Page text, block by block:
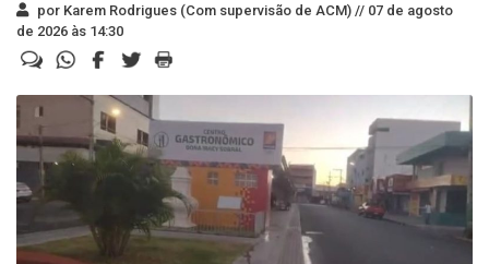
por Karem Rodrigues (Com supervisão de ACM) // 07 de agosto
de 2026 às 14:30